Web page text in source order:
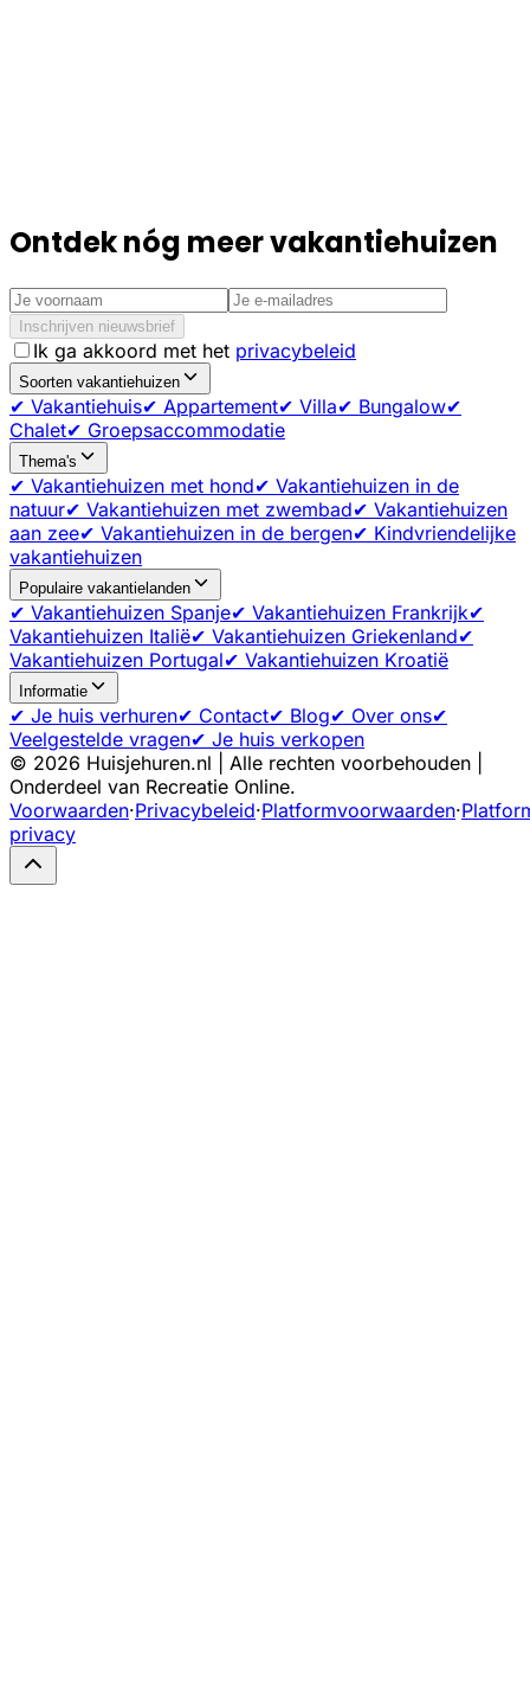
Ontdek nóg meer vakantiehuizen
Inschrijven nieuwsbrief
Ik ga akkoord met het privacybeleid
Soorten vakantiehuizen
✔ Vakantiehuis✔ Appartement✔ Villa✔ Bungalow✔
Chalet✔ Groepsaccommodatie
Thema's
✔ Vakantiehuizen met hond✔ Vakantiehuizen in de
natuur✔ Vakantiehuizen met zwembad✔ Vakantiehuizen
aan zee✔ Vakantiehuizen in de bergen✔ Kindvriendelijke
vakantiehuizen
Populaire vakantielanden
✔ Vakantiehuizen Spanje✔ Vakantiehuizen Frankrijk✔
Vakantiehuizen Italië✔ Vakantiehuizen Griekenland✔
Vakantiehuizen Portugal✔ Vakantiehuizen Kroatië
Informatie
✔ Je huis verhuren✔ Contact✔ Blog✔ Over ons✔
Veelgestelde vragen✔ Je huis verkopen
© 2026 Huisjehuren.nl | Alle rechten voorbehouden |
Onderdeel van Recreatie Online.
Voorwaarden·Privacybeleid·Platformvoorwaarden·
privacy